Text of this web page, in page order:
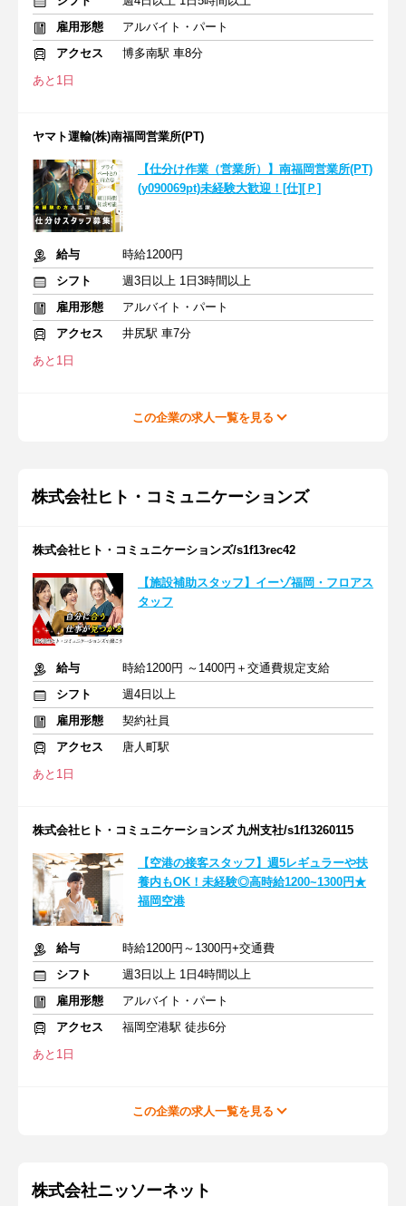
雇用形態
アルバイト・パート
アクセス
博多南駅 車8分
あと1日
ヤマト運輸(株)南福岡営業所(PT)
【仕分け作業（営業所）】南福岡営業所(PT)
(y090069pt)未経験大歓迎！[仕][Ｐ]
給与
時給1200円
シフト
週3日以上 1日3時間以上
雇用形態
アルバイト・パート
アクセス
井尻駅 車7分
あと1日
この企業の求人一覧を見る
株式会社ヒト・コミュニケーションズ
株式会社ヒト・コミュニケーションズ/s1f13rec42
【施設補助スタッフ】イーゾ福岡・フロアス
タッフ
給与
時給1200円 ～1400円＋交通費規定支給
シフト
週4日以上
雇用形態
契約社員
アクセス
唐人町駅
あと1日
株式会社ヒト・コミュニケーションズ 九州支社/s1f13260115
【空港の接客スタッフ】週5レギュラーや扶
養内もOK！未経験◎高時給1200~1300円★
福岡空港
給与
時給1200円～1300円+交通費
シフト
週3日以上 1日4時間以上
雇用形態
アルバイト・パート
アクセス
福岡空港駅 徒歩6分
あと1日
この企業の求人一覧を見る
株式会社ニッソーネット